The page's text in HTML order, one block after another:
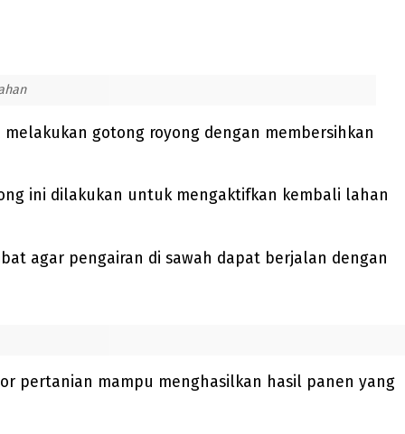
gotong royong dengan membersihkan
ini dilakukan untuk mengaktifkan kembali lahan
agar pengairan di sawah dapat berjalan dengan
pertanian mampu menghasilkan hasil panen yang